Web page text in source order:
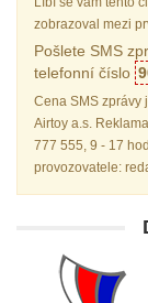
zobrazoval mezi
Pošlete SMS
telefonní číslo
Cena SMS zprávy
Airtoy a.s.
777 555, 9 - 17
provozovatele: